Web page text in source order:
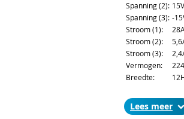
Spanning (2): 15V
Spanning (3): -
Stroom (1):
Stroom (2):
Stroom (3):
Vermogen:
Breedte:
Diepte:
Connector:
Lees